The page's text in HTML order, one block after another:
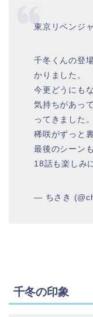
東京リベンジ
千冬くんの登
かりました。
今更どうにも
気持ちがあっ
ってきました。
稀咲がずっと
最後のシーン
18話も楽しみ
— ちさき
千冬の印象